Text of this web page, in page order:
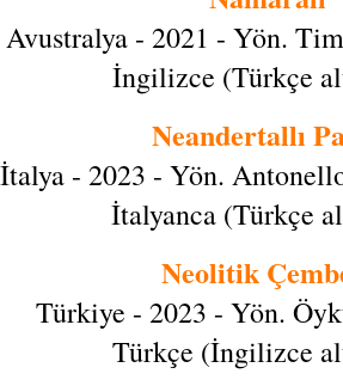
Avustralya - 2021 - Yön.
İngilizce (Türkçe
Neandertallı
İtalya - 2023 - Yön.
İtalyanca (Türkçe
Neolitik
Türkiye - 2023 - Yön.
Türkçe (İngilizce